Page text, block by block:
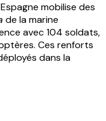
mobilise des
de la marine
avec 104 soldats,
Ces renforts
dans la